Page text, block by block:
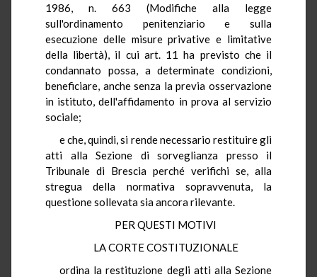
1986, n. 663 (Modifiche alla legge
sull'ordinamento penitenziario e sulla
esecuzione delle misure privative e limitative
della libertà), il cui art. 11 ha previsto che il
condannato possa, a determinate condizioni,
beneficiare, anche senza la previa osservazione
in istituto, dell'affidamento in prova al servizio
sociale;
e che, quindi, si rende necessario restituire gli
atti alla Sezione di sorveglianza presso il
Tribunale di Brescia perché verifichi se, alla
stregua della normativa sopravvenuta, la
questione sollevata sia ancora rilevante.
PER QUESTI MOTIVI
LA CORTE COSTITUZIONALE
ordina la restituzione degli atti alla Sezione